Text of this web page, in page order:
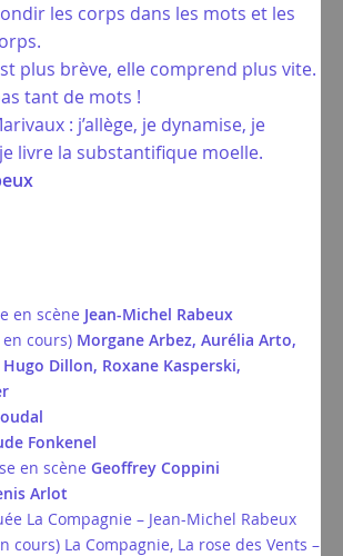
les corps dans les mots et les
plus brève, elle comprend plus vite.
tant de mots !
: j’allège, je dynamise, je
livre la substantifique moelle.
en scène Jean-Michel Rabeux
cours) Morgane Arbez, Aurélia Arto,
Dillon, Roxane Kasperski,
Fonkenel
en scène Geoffrey Coppini
Arlot
La Compagnie – Jean-Michel Rabeux
cours) La Compagnie, La rose des Vents –